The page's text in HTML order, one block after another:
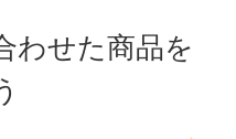
わせた商品を